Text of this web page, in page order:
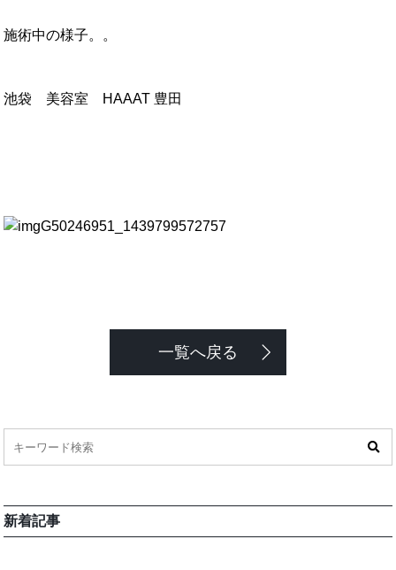
施術中の様子。。
池袋 美容室 HAAAT 豊田
一覧へ戻る
新着記事